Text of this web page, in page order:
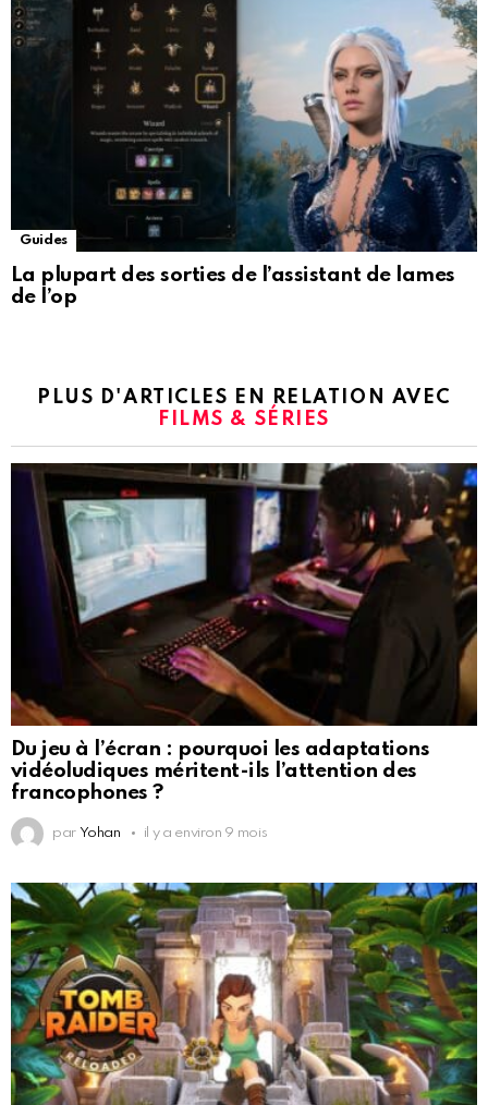
Guides
La plupart des sorties de l’assistant de lames
de l’op
PLUS D'ARTICLES EN RELATION AVEC
FILMS & SÉRIES
Du jeu à l’écran : pourquoi les adaptations
vidéoludiques méritent-ils l’attention des
francophones ?
par Yohan il y a environ 9 mois